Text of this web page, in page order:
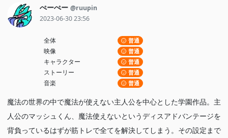
ぺーぺー @ruupin
2023-06-30 23:56
全体 普通
映像 普通
キャラクター 普通
ストーリー 普通
音楽 普通
魔法の世界の中で魔法が使えない主人公を中心とした学園作品。主
人公のマッシュくん、魔法使えないというディスアドバンテージを
背負っているはずが筋トレで全てを解決してしまう。その設定まで